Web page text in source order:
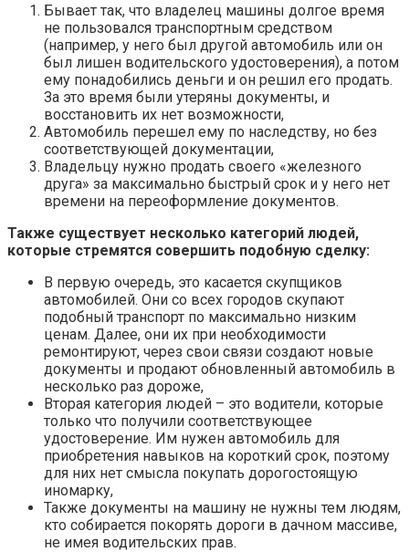
Бывает так, что владелец машины долгое время
не пользовался транспортным средством
(например, у него был другой автомобиль или он
был лишен водительского удостоверения), а потом
ему понадобились деньги и он решил его продать.
За это время были утеряны документы, и
восстановить их нет возможности,
Автомобиль перешел ему по наследству, но без
соответствующей документации,
Владельцу нужно продать своего «железного
друга» за максимально быстрый срок и у него нет
времени на переоформление документов.
Также существует несколько категорий людей,
которые стремятся совершить подобную сделку:
В первую очередь, это касается скупщиков
автомобилей. Они со всех городов скупают
подобный транспорт по максимально низким
ценам. Далее, они их при необходимости
ремонтируют, через свои связи создают новые
документы и продают обновленный автомобиль в
несколько раз дороже,
Вторая категория людей – это водители, которые
только что получили соответствующее
удостоверение. Им нужен автомобиль для
приобретения навыков на короткий срок, поэтому
для них нет смысла покупать дорогостоящую
иномарку,
Также документы на машину не нужны тем людям,
кто собирается покорять дороги в дачном массиве,
не имея водительских прав.